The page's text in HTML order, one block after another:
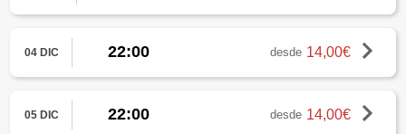
04 DIC 22:00 desde 14,00€
05 DIC 22:00 desde 14,00€